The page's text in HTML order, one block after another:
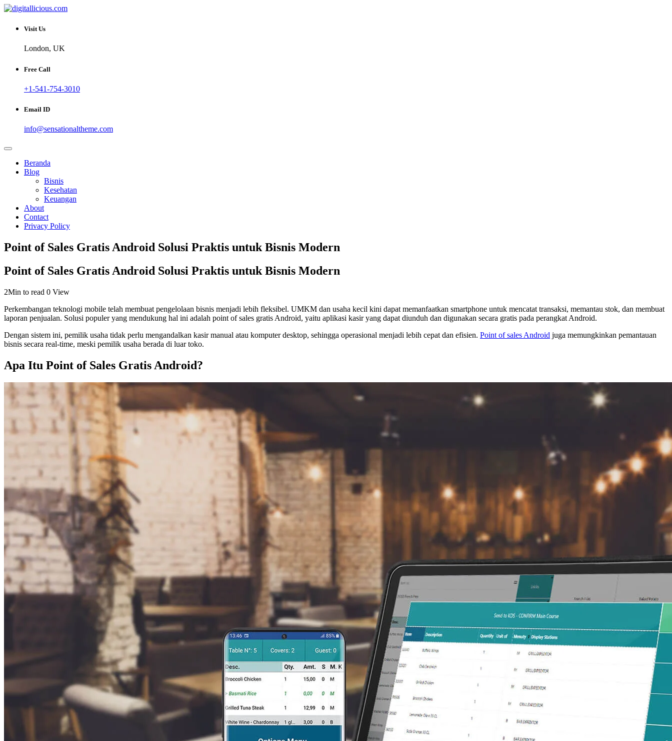
Skip
content
digitallicious.com
Sharing Digital Information
Visit Us
London, UK
Free Call
+1-541-754-3010
Email ID
info@sensationaltheme.com
Beranda
Blog
Bisnis
Kesehatan
Keuangan
About
Contact
Privacy Policy
Point of Sales Gratis Android Solusi Praktis untuk Bisnis Modern
Point of Sales Gratis Android Solusi Praktis untuk Bisnis Modern
2Min to read 0 View
Perkembangan teknologi mobile telah membuat pengelolaan bisnis menjadi lebih fleksibel. UMKM dan usaha kecil kini dapat memanfaatkan smartphone untuk mencatat transaksi, memantau stok, dan membuat
laporan penjualan. Solusi populer yang mendukung hal ini adalah point of sales gratis Android, yaitu aplikasi kasir yang dapat diunduh dan digunakan secara gratis pada perangkat Android.
Dengan sistem ini, pemilik usaha tidak perlu mengandalkan kasir manual atau komputer desktop, sehingga operasional menjadi lebih cepat dan efisien. Point of sales Android juga memungkinkan pemantauan
bisnis secara real-time, meski pemilik usaha berada di luar toko.
Apa Itu Point of Sales Gratis Android?